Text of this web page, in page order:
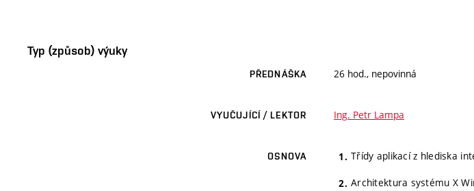
Typ (způsob) výuky
PŘEDNÁŠKA 26 hod., nepovinná
VYUČUJÍCÍ / LEKTOR Ing. Petr Lampa
OSNOVA Třídy aplikací z hlediska
Architektura systému X